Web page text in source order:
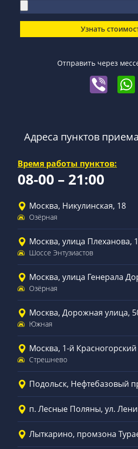
Узнать
Отправить через
Адреса пунктов
Время работы пунктов:
08-00 – 21:00
Москва, Никулинская, 18
Озёрная
Москва, улица Плеханова,
Шоссе Энтузиастов
Москва, улица Генерала
Озёрная
Москва, Дорожная улица,
Южная
Москва, 1-й
Стрешнево
Подольск, Нефтебазовый
п. Лесные Поляны, ул.
Лыткарино, промзона